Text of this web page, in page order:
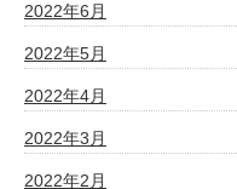
2022年6月
2022年5月
2022年4月
2022年3月
2022年2月